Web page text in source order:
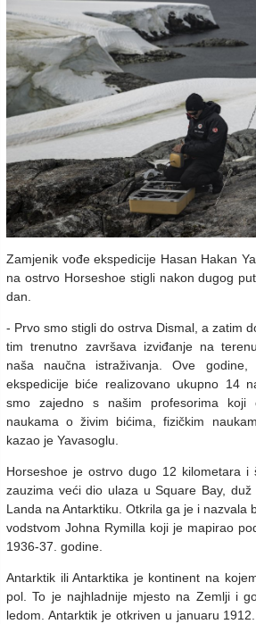
Zamjenik vođe ekspedicije Hasan Hakan
na ostrvo Horseshoe stigli nakon dugog
dan.
- Prvo smo stigli do ostrva Dismal, a zatim
tim trenutno završava izviđanje na
naša naučna istraživanja. Ove
ekspedicije biće realizovano ukupno 14
smo zajedno s našim profesorima koji
naukama o živim bićima, fizičkim
kazao je Yavasoglu.
Horseshoe je ostrvo dugo 12 kilometara i
zauzima veći dio ulaza u Square Bay,
Landa na Antarktiku. Otkrila ga je i nazvala
vodstvom Johna Rymilla koji je mapirao
1936-37. godine.
Antarktik ili Antarktika je kontinent na
pol. To je najhladnije mjesto na Zemlji i
ledom. Antarktik je otkriven u januaru